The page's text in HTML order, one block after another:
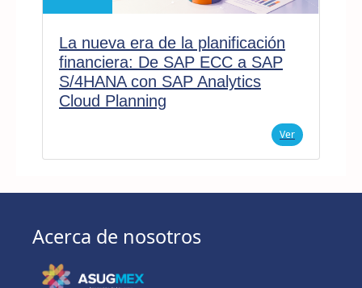
La nueva era de la planificación
financiera: De SAP ECC a SAP
S/4HANA con SAP Analytics
Cloud Planning
Ver
Acerca de nosotros